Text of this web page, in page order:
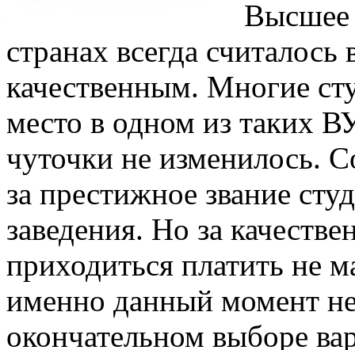
Высшее
странах всегда
качественным. Многие
место в одном из таких
чуточки не изменилось.
за престижное звание
заведения. Но за
приходиться платить не
именно данный момент
окончательном выборе